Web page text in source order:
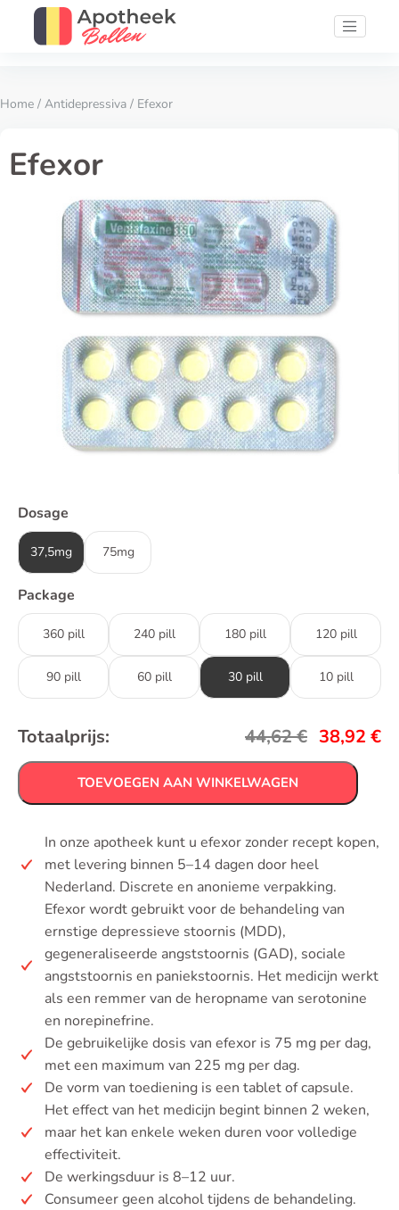
Home / Antidepressiva / Efexor
Efexor
Dosage
37,5mg 75mg
Package
360 pill 240 pill 180 pill 120 pill
90 pill 60 pill 30 pill 10 pill
Totaalprijs: 44,62€ 38,92 €
TOEVOEGEN AAN WINKELWAGEN
In onze apotheek kunt u efexor zonder recept kopen,
met levering binnen 5–14 dagen door heel
Nederland. Discrete en anonieme verpakking.
Efexor wordt gebruikt voor de behandeling van
ernstige depressieve stoornis (MDD),
gegeneraliseerde angststoornis (GAD), sociale
angststoornis en paniekstoornis. Het medicijn werkt
als een remmer van de heropname van serotonine
en norepinefrine.
De gebruikelijke dosis van efexor is 75 mg per dag,
met een maximum van 225 mg per dag.
De vorm van toediening is een tablet of capsule.
Het effect van het medicijn begint binnen 2 weken,
maar het kan enkele weken duren voor volledige
effectiviteit.
De werkingsduur is 8–12 uur.
Consumeer geen alcohol tijdens de behandeling.